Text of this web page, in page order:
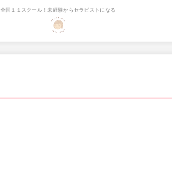
全国１１スクール！未経験からセラピストになる